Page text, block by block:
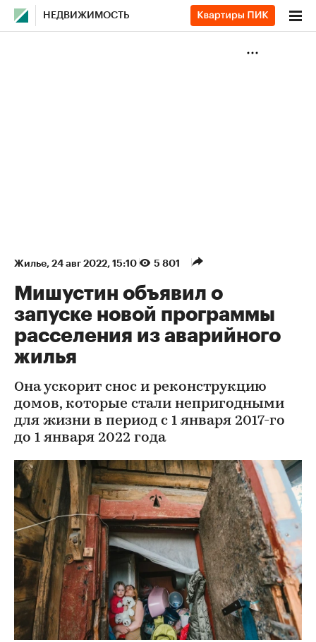
НЕДВИЖИМОСТЬ
Жилье⁠, 24 авг 2022, 15:10 5 801
Мишустин объявил о
запуске новой программы
расселения из аварийного
жилья
Она ускорит снос и реконструкцию
домов, которые стали непригодными
для жизни в период с 1 января 2017-го
до 1 января 2022 года